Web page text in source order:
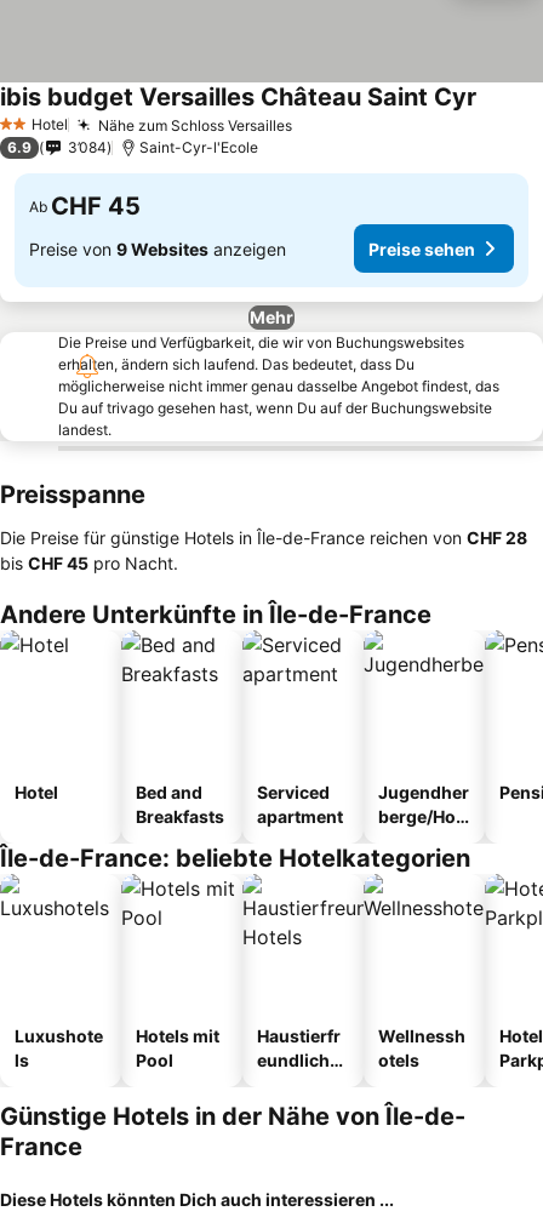
2 Sterne
Hotel Nähe zum Schloss VersaillesPreise sehen
ibis budget Versailles Château Saint Cyr
6.9 3’084 Saint-Cyr-l'Ecole
Ab CHF 45
Preise von 9 Websites anzeigen Preise sehen
Mehr
Die Preise und Verfügbarkeit, die wir von Buchungswebsites
erhalten, ändern sich laufend. Das bedeutet, dass Du
möglicherweise nicht immer genau dasselbe Angebot findest, das
Du auf trivago gesehen hast, wenn Du auf der Buchungswebsite
landest.
Preisspanne
Die Preise für günstige Hotels in Île-de-France reichen von ‎CHF 28
bis ‎CHF 45 pro Nacht.
Andere Unterkünfte in Île-de-France
Hotel
Bed and
Breakfasts
Serviced
apartment
Jugendher
berge/Hos
Île-de-France: beliebte Hotelkategorien
Luxushote
ls
Hotels mit
Pool
Haustierfr
eundliche
Wellnessh
otels
Günstige Hotels in der Nähe von Île-de-
France
Diese Hotels könnten Dich auch interessieren ...